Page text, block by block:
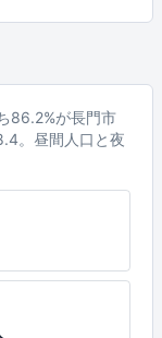
86.2%が長門市
。昼間人口と夜